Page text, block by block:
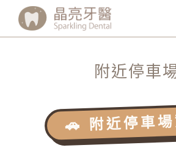
附近停車
🚗 附近停車